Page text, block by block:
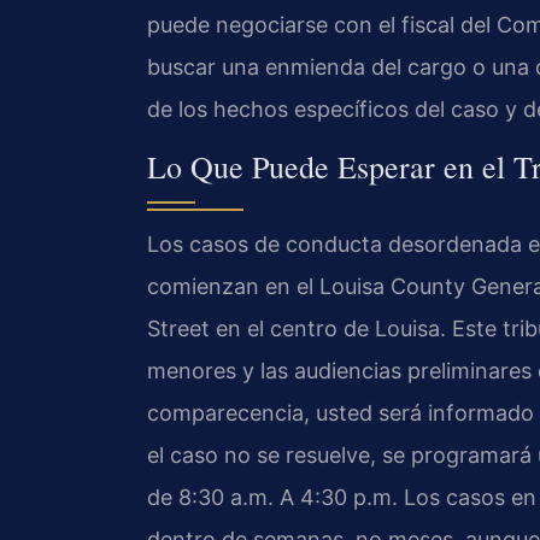
puede negociarse con el fiscal del
buscar una enmienda del cargo o
de los hechos específicos del caso y
Lo Que Puede Esperar en el
Los casos de conducta desordenada
comienzan en el Louisa County
Street en el centro de Louisa. Este
menores y las audiencias
comparecencia, usted será
el caso no se resuelve, se
de 8:30 a.m. A 4:30 p.m. Los casos